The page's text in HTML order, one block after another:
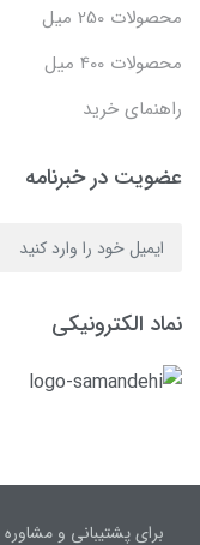
محصولات 250 میل
محصولات 400 میل
راهنمای خرید
عضویت در خبرنامه
نماد الکترونیکی
برای پشتیبانی و مشاوره با